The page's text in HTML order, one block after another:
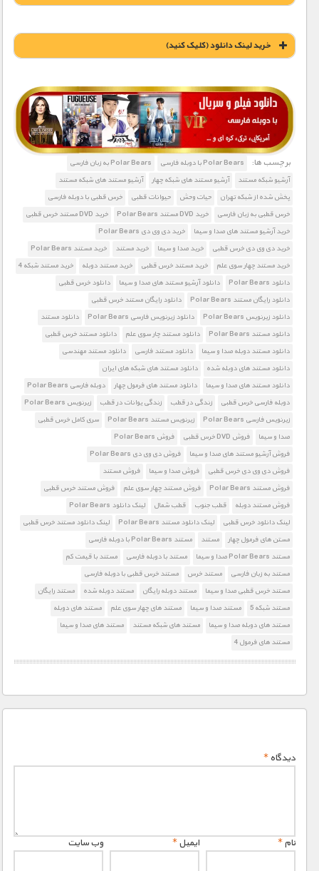
خريد لينک دانلود (کليک کنيد)
1900 تومان – خريد لينک دانلود (افزودن به سبد خريد)
برچسب ها: Polar Bears با دوبله فارسی
Polar Bears به زبان فارسی
آرشیو شبکه مستند
آرشیو مستند های شبکه چهار
آرشیو مستند های شبکه مستند
پخش شده از شبکه تهران
حیات وحش حیوانات قطبی
خرس قطبی با دوبله فارسی
خرس قطبی به زبان فارسی
خرید DVD مستند Polar Bears
خرید DVD مستند خرس قطبی
خرید آرشیو مستند های صدا و سیما
خرید دی وی دی Polar Bears
خرید دی وی دی خرس قطبی
خرید صدا و سیما خرید مستند
خرید مستند Polar Bears
خرید مستند چهار سوی علم
خرید مستند خرس قطبی خرید مستند دوبله
خرید مستند شبکه 4
دانلود Polar Bears
دانلود آرشیو مستند های صدا و سیما
دانلود خرس قطبی
دانلود رایگان مستند Polar Bears
دانلود رایگان مستند خرس قطبی
دانلود زیرنویس Polar Bears
دانلود زیرنویس فارسی Polar Bears
دانلود مستند
دانلود مستند Polar Bears
دانلود مستند چار سوی علم
دانلود مستند خرس قطبی
دانلود مستند دوبله صدا و سیما
دانلود مستند فارسی
دانلود مستند مهندسی
دانلود مستند های دوبله شده
دانلود مستند های شبکه های ایران
دانلود مستند های صدا و سیما
دانلود مستند های فرمول چهار
دوبله فارسی Polar Bears
دوبله فارسی خرس قطبی
زندگی در قطب زندگی یوانات در قطب
زیرنویس Polar Bears
زیرنویس فارسی Polar Bears
زیرنویس مستند Polar Bears
سری کامل خرس قطبی
صدا و سیما
فروش DVD خرس قطبی
فروش Polar Bears
فروش آرشیو مستند های صدا و سیما
فروش دی وی دی Polar Bears
فروش دی وی دی خرس قطبی
فروش صدا و سیما
فروش مستند
فروش مستند Polar Bears
فروش مستند چهار سوی علم
فروش مستند خرس قطبی
فروش مستند دوبله
قطب جنوب قطب شمال
لینک دانلود Polar Bears
لینک دانلود خرس قطبی
لینک دانلود مستند Polar Bears
لینک دانلود مستند خرس قطبی
مستن های فرمول چهار
مستند
مستند Polar Bears با دوبله فارسی
مستند Polar Bears صدا و سیما
مستند با دوبله فارسی
مستند با قیمت کم
مستند به زبان فارسی
مستند خرس
مستند خرس قطبی با دوبله فارسی
مستند خرس قطبی صدا و سیما
مستند دوبله رایگان مستند دوبله شده
مستند رایگان
مستند شبکه 5
مستند صدا و سیما مستند های چهار سوی علم
مستند های دوبله
مستند های دوبله صدا و سیما
مستند های شبکه مستند
مستند های صدا و سیما
مستند های فرمول 4
دیدگاه*
نام* ایمیل* وب‌ سایت